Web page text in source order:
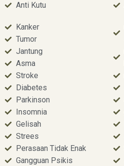
Anti Kutu
Kanker
Tumor
Jantung
Asma
Stroke
Diabetes
Parkinson
Insomnia
Gelisah
Strees
Perasaan Tidak Enak
Gangguan Psikis